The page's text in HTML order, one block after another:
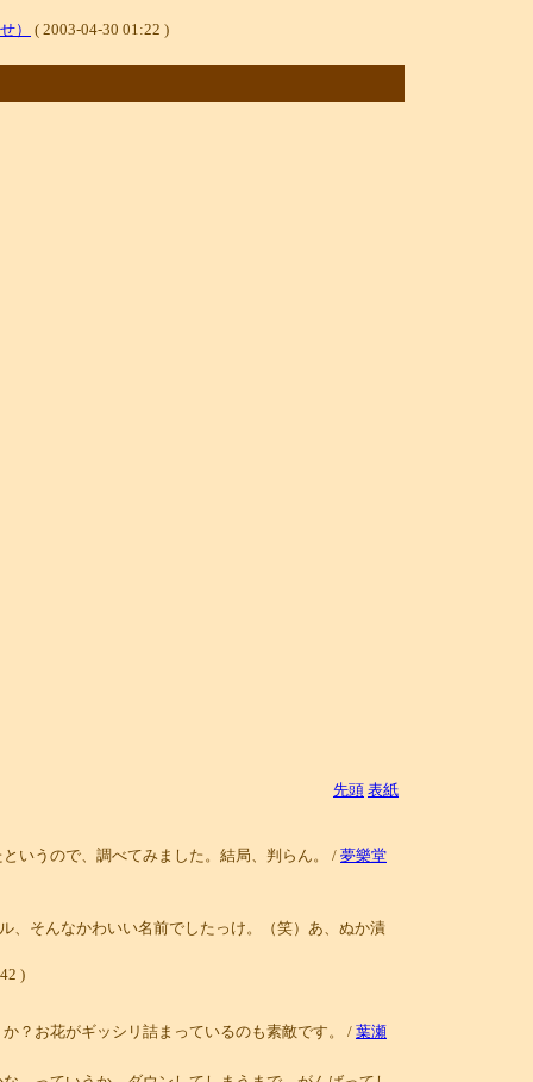
） ( 2003-04-30 01:22 )
先頭 表紙
いうので、調べてみました。結局、判らん。 / 夢樂堂
、そんなかわいい名前でしたっけ。（笑）あ、ぬか漬
)
？お花がギッシリ詰まっているのも素敵です。 / 葉瀬